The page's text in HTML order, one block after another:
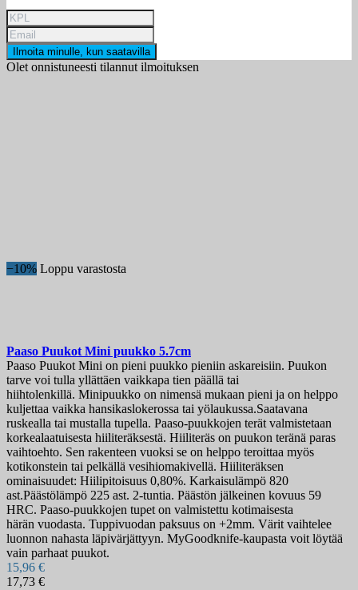
Ilmoita minulle, kun saatavilla
Olet onnistuneesti tilannut ilmoituksen
−10% Loppu varastosta
Paaso Puukot Mini puukko 5.7cm
Paaso Puukot Mini on pieni puukko pieniin askareisiin. Puukon
tarve voi tulla yllättäen vaikkapa tien päällä tai
hiihtolenkillä. Minipuukko on nimensä mukaan pieni ja on helppo
kuljettaa vaikka hansikaslokerossa tai yölaukussa.Saatavana
ruskealla tai mustalla tupella. Paaso-puukkojen terät valmistetaan
korkealaatuisesta hiiliteräksestä. Hiiliteräs on puukon teränä paras
vaihtoehto. Sen rakenteen vuoksi se on helppo teroittaa myös
kotikonstein tai pelkällä vesihiomakivellä. Hiiliteräksen
ominaisuudet: Hiilipitoisuus 0,80%. Karkaisulämpö 820
ast.Päästölämpö 225 ast. 2-tuntia. Päästön jälkeinen kovuus 59
HRC. Paaso-puukkojen tupet on valmistettu kotimaisesta
härän vuodasta. Tuppivuodan paksuus on +2mm. Värit vaihtelee
luonnon nahasta läpivärjättyyn. MyGoodknife-kaupasta voit löytää
vain parhaat puukot.
15,96 €
17,73 €